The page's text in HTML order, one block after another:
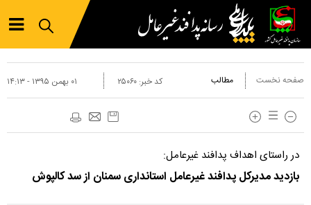
صفحه نخست مطالب ۰۱ بهمن ۱۳۹۵ - ۱۴:۱۳ کد خبر: ۲۵۰۶۰
در راستای اهداف پدافند غیرعامل:
بازدید مدیرکل پدافند غیرعامل استانداری سمنان از سد کالپوش